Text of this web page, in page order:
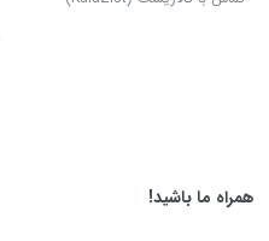
همراه ما باشید!